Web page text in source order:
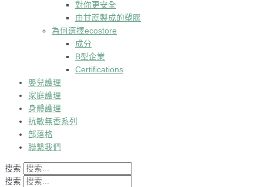
對你更安全
由甘蔗製成的塑膠
為何選擇ecostore
成分
B型企業
Certifications
嬰兒護理
家庭護理
身體護理
抗敏無香系列
部落格
聯繫我們
搜索
搜索